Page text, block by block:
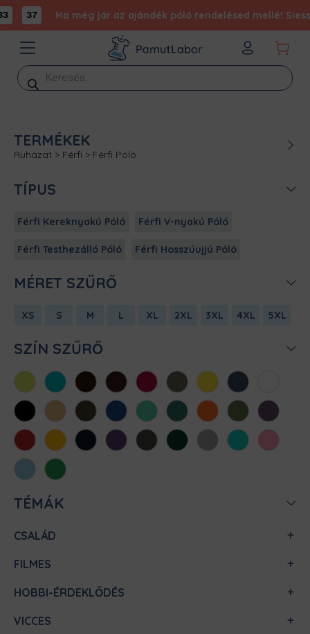
37 Ma még jár az ajándék póló rendelésed mellé!
Products
search
TERMÉKEK
Ruházat > Férfi > Férfi Póló
TÍPUS
Férfi Kereknyakú Póló Férfi V-nyakú Póló
Férfi Testhezálló Póló Férfi Hosszúujjú Póló
MÉRET SZŰRŐ
XS S M L XL 2XL 3XL 4XL 5XL
SZÍN SZŰRŐ
AlmazöldAtollkékBarnaBordóChili Cink Citromsárga
Denim
FeketeHomokKhaki KirálykékMentaMéregzöld
NarancsOliva Padlizsán
Piros SárgaSötétkékSötétlilaSötétszürke
SötétzöldSportszürke
Türkiz
Világos
rózsaszín
Világoskék
Zöld
TÉMÁK
CSALÁD
FILMES
HOBBI-ÉRDEKLŐDÉS
VICCES